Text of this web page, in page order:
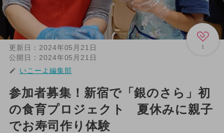
1
更新日： 2024年05月21日
公開日： 2024年05月21日
いこーよ編集部
参加者募集！新宿で「銀のさら」初
の食育プロジェクト 夏休みに親子
でお寿司作り体験